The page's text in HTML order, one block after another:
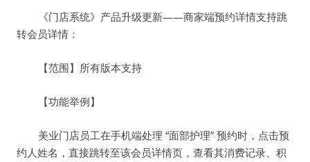
《门店系统》产品升级更新——商家端预约详情支持跳
转会员详情：
【范围】所有版本支持
【功能举例】
美业门店员工在手机端处理 “面部护理” 预约时，点击预
约人姓名，直接跳转至该会员详情页，查看其消费记录、积